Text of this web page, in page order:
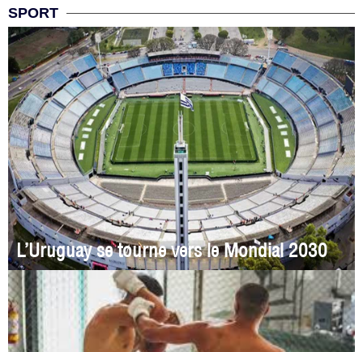
SPORT
L’Uruguay se tourne vers le Mondial 2030